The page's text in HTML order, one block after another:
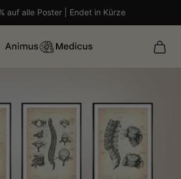
auf alle Poster | Endet in Kürze